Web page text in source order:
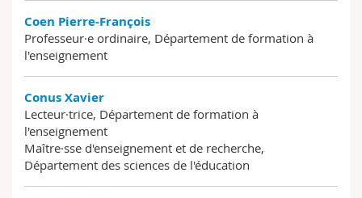
Coen Pierre-François
Professeur·e ordinaire, Département de formation à
l'enseignement
Conus Xavier
Lecteur·trice, Département de formation à
l'enseignement
Maître·sse d'enseignement et de recherche,
Département des sciences de l'éducation